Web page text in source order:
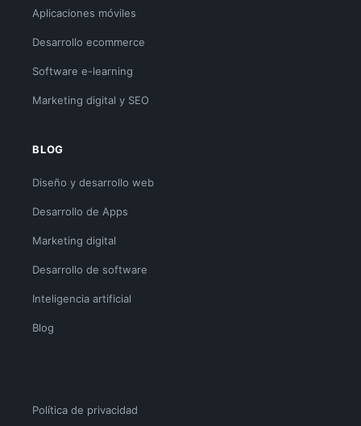
Aplicaciones móviles
Desarrollo ecommerce
Software e-learning
Marketing digital y SEO
BLOG
Diseño y desarrollo web
Desarrollo de Apps
Marketing digital
Desarrollo de software
Inteligencia artificial
Blog
Política de privacidad